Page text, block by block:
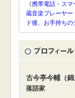
《携帯電話・ス
蔵音楽プレーヤ
ド後、お手持ち
古今亭今輔（錦
落語家